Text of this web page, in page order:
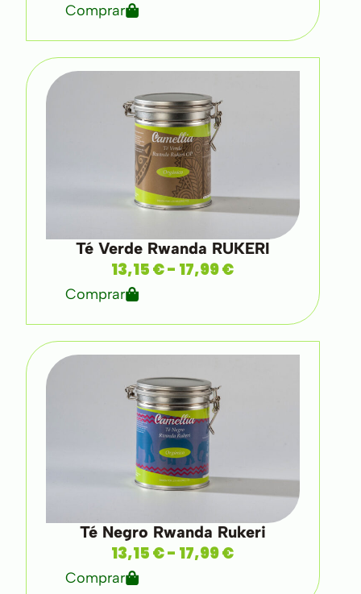
Comprar
Té Verde Rwanda RUKERI
13,15€- 17,99€
Comprar
Té Negro Rwanda Rukeri
13,15€- 17,99€
Comprar